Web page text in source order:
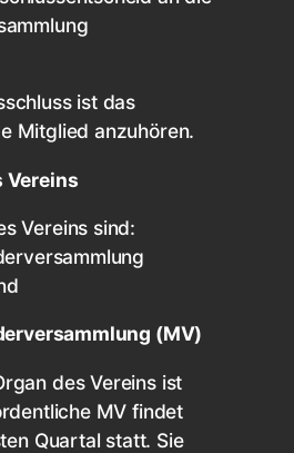
ist das
Mitglied anzuhören.
Vereins
Vereins sind:
(MV)
des Vereins ist
MV findet
Quartal statt. Sie